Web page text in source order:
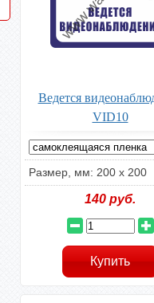
Ведется
VID10
Размер, мм: 200 х 200
140 руб.